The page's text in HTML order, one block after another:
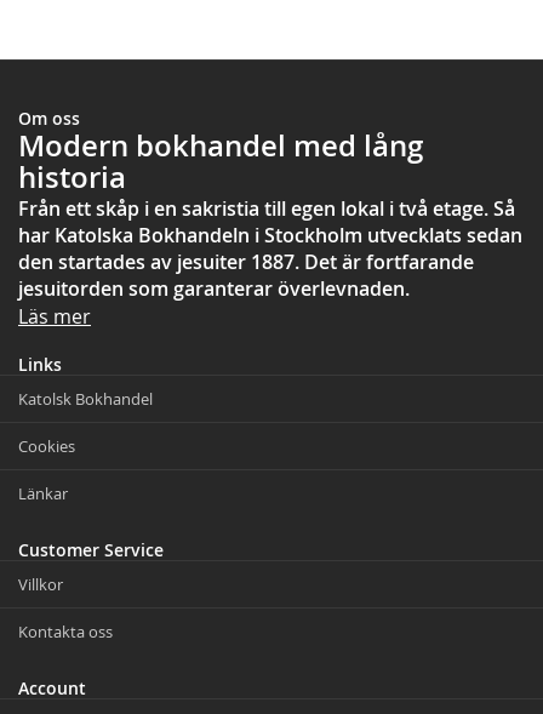
Om oss
Modern bokhandel med lång
historia
Från ett skåp i en sakristia till egen lokal i två etage. Så
har Katolska Bokhandeln i Stockholm utvecklats sedan
den startades av jesuiter 1887. Det är fortfarande
jesuitorden som garanterar överlevnaden.
Läs mer
Links
Katolsk Bokhandel
Cookies
Länkar
Customer Service
Villkor
Kontakta oss
Account